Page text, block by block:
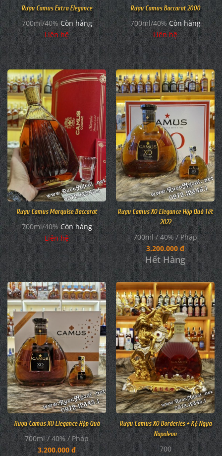
Rượu Camus Extra Elegance
700ml/40% Còn hàng
Liên hệ
Rượu Camus Baccarat 2000
700ml/40% Còn hàng
Liên hệ
Rượu Camus Marquise Baccarat
700ml/40% Còn hàng
Liên hệ
Rượu Camus XO Elegance Hộp Quà Tết
2022
700ml / 40% / Pháp
3.200.000 đ
Hết Hàng
Rượu Camus XO Elegance Hộp Quà
700ml / 40% / Pháp
3.200.000 đ
Rượu Camus XO Borderies + Kệ Ngựa
Napoleon
700